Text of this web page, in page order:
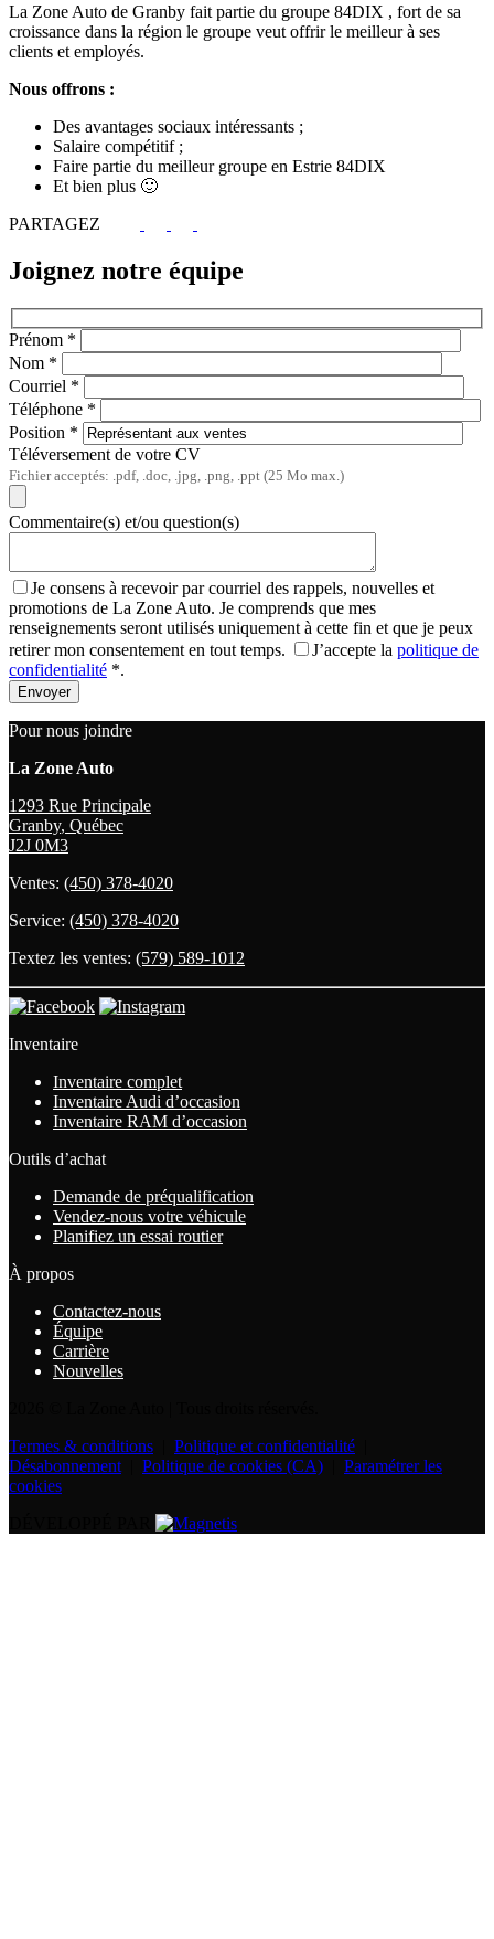
La Zone Auto de Granby fait partie du groupe 84DIX , fort de sa
croissance dans la région le groupe veut offrir le meilleur à ses
clients et employés.
Nous offrons :
Des avantages sociaux intéressants ;
Salaire compétitif ;
Faire partie du meilleur groupe en Estrie 84DIX
Et bien plus 🙂
PARTAGEZ
Joignez notre équipe
Prénom *
Nom *
Courriel *
Téléphone *
Position *
Téléversement de votre CV
Fichier acceptés: .pdf, .doc, .jpg, .png, .ppt (25 Mo max.)
Commentaire(s) et/ou question(s)
Je consens à recevoir par courriel des rappels, nouvelles et
promotions de La Zone Auto. Je comprends que mes
renseignements seront utilisés uniquement à cette fin et que je peux
retirer mon consentement en tout temps.
J’accepte la politique de
confidentialité *.
Pour nous joindre
La Zone Auto
1293 Rue Principale
Granby, Québec
J2J 0M3
Ventes: (450) 378-4020
Service: (450) 378-4020
Textez les ventes: (579) 589-1012
Inventaire
Inventaire complet
Inventaire Audi d’occasion
Inventaire RAM d’occasion
Outils d’achat
Demande de préqualification
Vendez-nous votre véhicule
Planifiez un essai routier
À propos
Contactez-nous
Équipe
Carrière
Nouvelles
Termes & conditions
Politique et confidentialité
Désabonnement
Politique de cookies (CA)
Paramétrer les
cookies